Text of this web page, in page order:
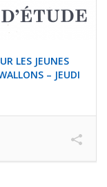
LES JEUNES
– JEUDI